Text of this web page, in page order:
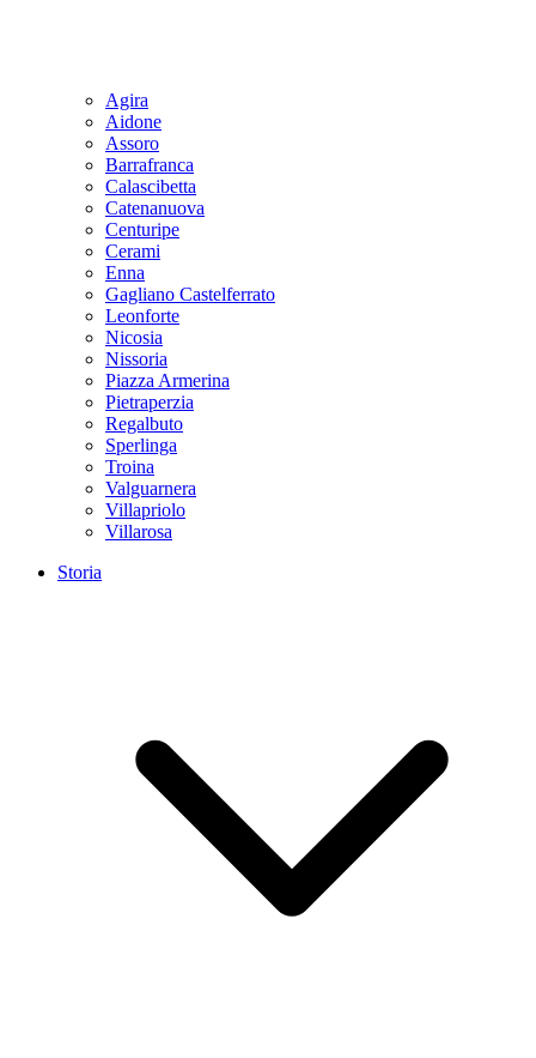
Agira
Aidone
Assoro
Barrafranca
Calascibetta
Catenanuova
Centuripe
Cerami
Enna
Gagliano Castelferrato
Leonforte
Nicosia
Nissoria
Piazza Armerina
Pietraperzia
Regalbuto
Sperlinga
Troina
Valguarnera
Villapriolo
Villarosa
Storia